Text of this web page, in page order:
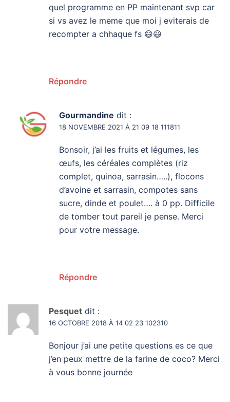
quel programme en PP maintenant svp car
si vs avez le meme que moi j eviterais de
recompter a chhaque fs 😄😃
Répondre
Gourmandine dit :
18 NOVEMBRE 2021 À 21 09 18 111811
Bonsoir, j’ai les fruits et légumes, les
œufs, les céréales complètes (riz
complet, quinoa, sarrasin…..), flocons
d’avoine et sarrasin, compotes sans
sucre, dinde et poulet…. à 0 pp. Difficile
de tomber tout pareil je pense. Merci
pour votre message.
Répondre
Pesquet dit :
16 OCTOBRE 2018 À 14 02 23 102310
Bonjour j’ai une petite questions es ce que
j’en peux mettre de la farine de coco? Merci
à vous bonne journée